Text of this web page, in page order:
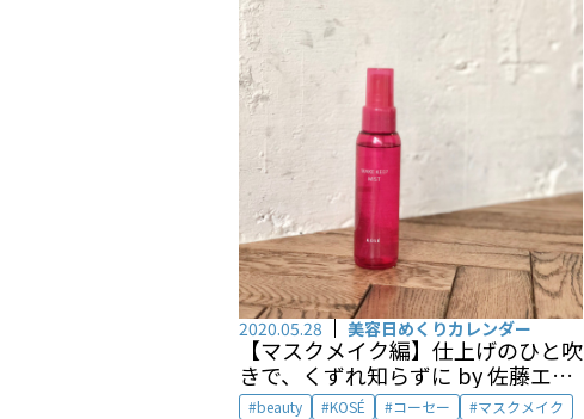
2020.05.28 美容日めくりカレンダー
【マスクメイク編】仕上げのひと吹
きで、くずれ知らずに by 佐藤エイ
コbeauty KOSÉ コーセー
マスクメイク